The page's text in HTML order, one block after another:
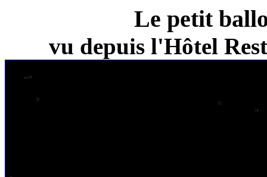
Le petit
vu depuis l'Hôtel